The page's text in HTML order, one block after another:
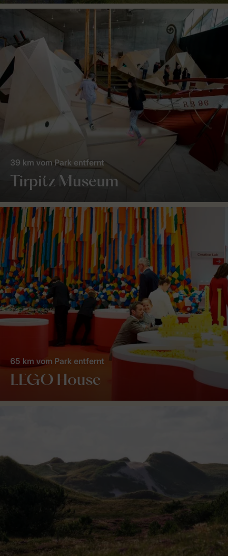
Tirpitz Museum
39 km vom Park entfernt
LEGO House
65 km vom Park entfernt